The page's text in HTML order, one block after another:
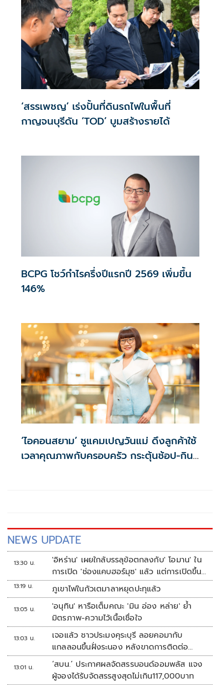
‘สรรเพชญ’ เร่งปั้นที่ดินรถไฟในพื้นที่
กาญจนบุรีดัน ‘TOD’ บูมสร้างรายได้
BCPG โชว์กำไรครึ่งปีแรกปี 2569 เพิ่มขึ้น
146%
‘ไอคอนสยาม’ ชูแคมเปญวันแม่ ดึงลูกค้าใช้
เวลาคุณภาพกับครอบครัว กระตุ้นช้อป-กิน-
NEWS UPDATE
13:30 น.
'อิหร่าน' เผยใกล้บรรลุข้อตกลงกับ' โอมาน' ใน
การเปิด 'ช่องแคบฮอร์มุซ' แล้ว แต่การเปิดขึ้น
อยู่กับสหรัฐฯ
13:19 น. ภูเขาไฟในกัวเตมาลาหยุดปะทุแล้ว
13:05 น.
'อนุทิน' หารือเต็มคณะ 'มิน อ่อง หล่าย' ย้ำ
มิตรภาพ-ความไว้เนื้อเชื่อใจ
13:03 น.
เจอแล้ว ชาวประมงคุระบุรี ลอยคอมากับ
แกลลอนขึ้นฝั่งระนอง หลังขาดการติดต่อ
หลายวัน
13:01 น.
‘สบน.’ ประกาศผลจัดสรรบอนด์ออมพลัส แจง
ผู้จองได้รับจัดสรรสูงสุดไม่เกิน117,000บาท